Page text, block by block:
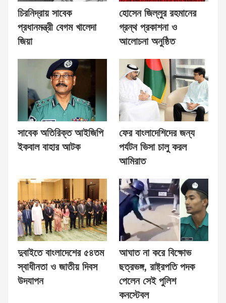
চিরনিদ্রায় সাবেক
প্রধানমন্ত্রী বেগম খালেদা
জিয়া
হোসেন জিল্লুর রহমানের
গ্রন্থ প্রকাশনা ও
আলোচনা অনুষ্ঠিত
সাবেক অতিরিক্ত আইজিপি
ইকবাল বাহার আটক
ফের বাংলাদেশিদের জন্য
পর্যটন ভিসা চালু করল
আমিরাত
দুবাইতে বাংলাদেশের ৫৪তম
স্বাধীনতা ও জাতীয় দিবস
উদযাপন
আঘাত না করে বিক্ষোভ
ছত্রভঙ্গ, রাষ্ট্রপতি পদক
পেলেন সেই পুলিশ
কনস্টেবল